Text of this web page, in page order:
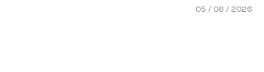
05 / 08 / 2026